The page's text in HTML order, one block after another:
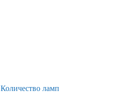
Количество ламп